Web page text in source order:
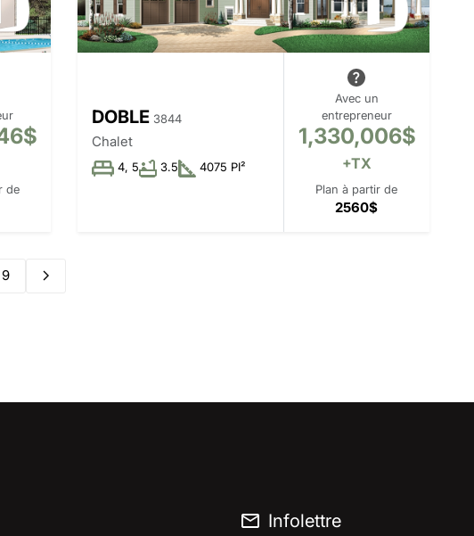
de
DOBLE 3844
Chalet
4, 5 3.5 4075 PI²
Avec un
entrepreneur
1,330,006$
+TX
Plan à partir de
2560$
9
Infolettre